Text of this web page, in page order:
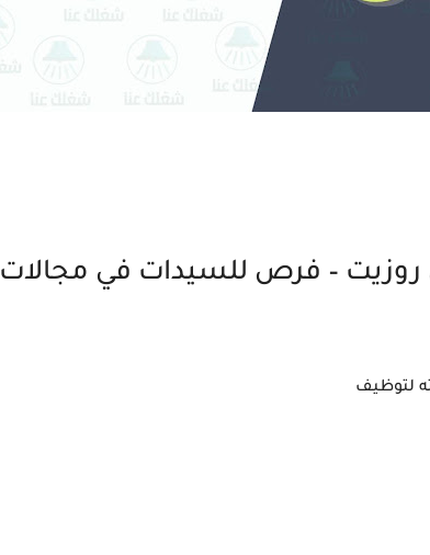
روزيت – فرص للسيدات في مجالات
لتوظيف